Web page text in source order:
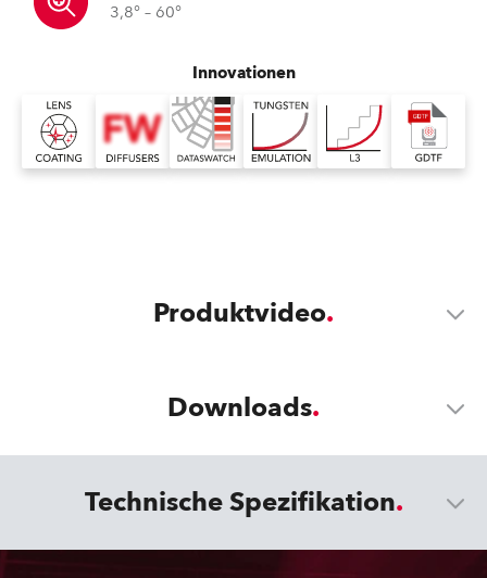
3,8° – 60°
Innovationen
Produktvideo
Downloads
Technische Spezifikation